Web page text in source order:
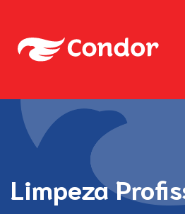
Limpeza